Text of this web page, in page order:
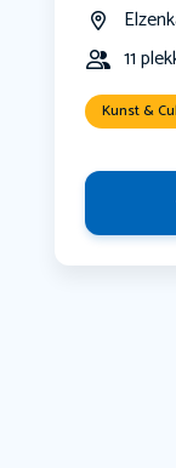
11
Kunst &